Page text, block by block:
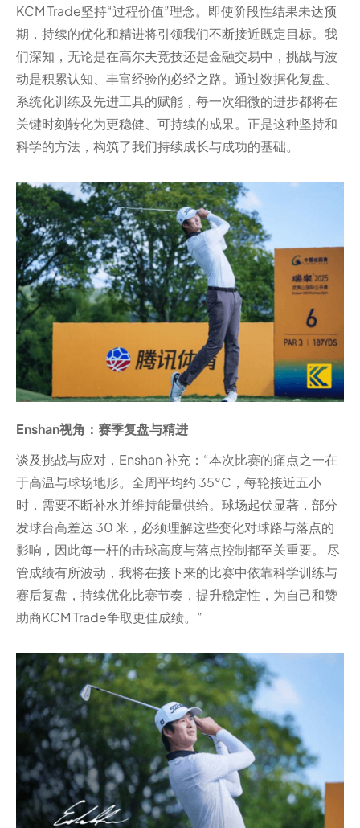
KCM Trade坚持“过程价值”理念。即使阶段性结果未达预
期，持续的优化和精进将引领我们不断接近既定目标。我
们深知，无论是在高尔夫竞技还是金融交易中，挑战与波
动是积累认知、丰富经验的必经之路。通过数据化复盘、
系统化训练及先进工具的赋能，每一次细微的进步都将在
关键时刻转化为更稳健、可持续的成果。正是这种坚持和
科学的方法，构筑了我们持续成长与成功的基础。
Enshan视角：赛季复盘与精进
谈及挑战与应对，Enshan 补充：“本次比赛的痛点之一在
于高温与球场地形。全周平均约 35°C，每轮接近五小
时，需要不断补水并维持能量供给。球场起伏显著，部分
发球台高差达 30 米，必须理解这些变化对球路与落点的
影响，因此每一杆的击球高度与落点控制都至关重要。 尽
管成绩有所波动，我将在接下来的比赛中依靠科学训练与
赛后复盘，持续优化比赛节奏，提升稳定性，为自己和赞
助商KCM Trade争取更佳成绩。”